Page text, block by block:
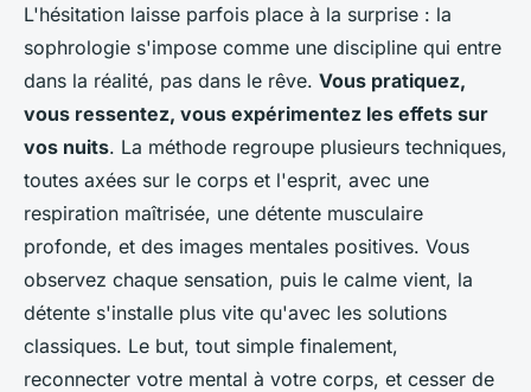
L'hésitation laisse parfois place à la surprise : la
sophrologie s'impose comme une discipline qui entre
dans la réalité, pas dans le rêve. Vous pratiquez,
vous ressentez, vous expérimentez les effets sur
vos nuits. La méthode regroupe plusieurs techniques,
toutes axées sur le corps et l'esprit, avec une
respiration maîtrisée, une détente musculaire
profonde, et des images mentales positives. Vous
observez chaque sensation, puis le calme vient, la
détente s'installe plus vite qu'avec les solutions
classiques. Le but, tout simple finalement,
reconnecter votre mental à votre corps, et cesser de